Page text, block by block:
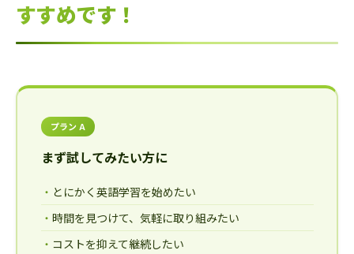
すすめです！
プラン A
まず試してみたい方に
とにかく英語学習を始めたい
時間を見つけて、気軽に取り組みたい
コストを抑えて継続したい